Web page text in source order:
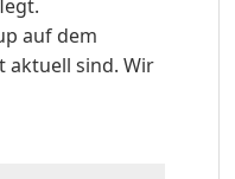
auf dem
aktuell sind. Wir